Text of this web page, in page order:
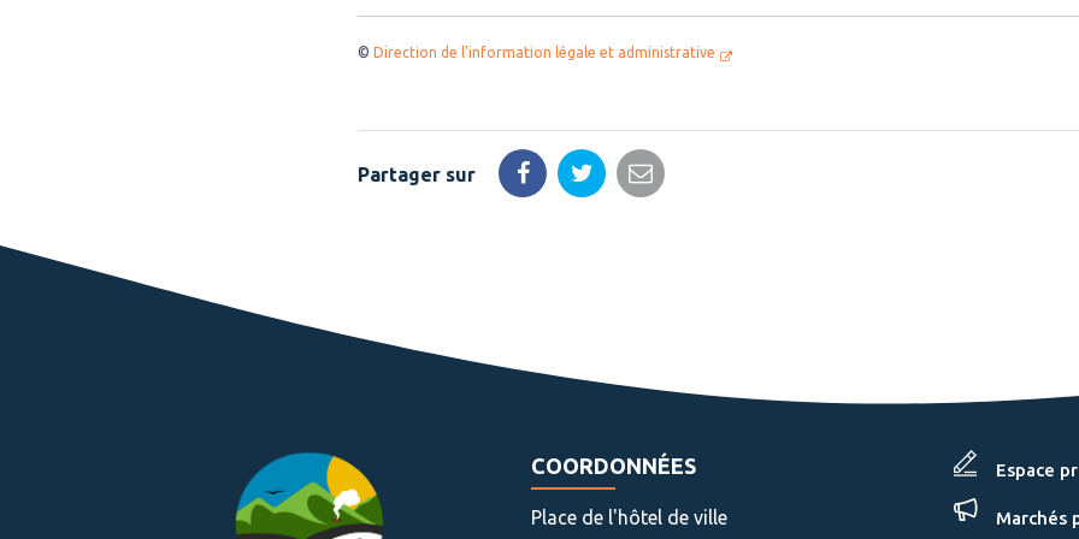
© Direction de l'information légale et administrative
Partager sur
PartagerPartagerPartager
COORDONNÉES
Place de l'hôtel de ville
Espace
Marchés